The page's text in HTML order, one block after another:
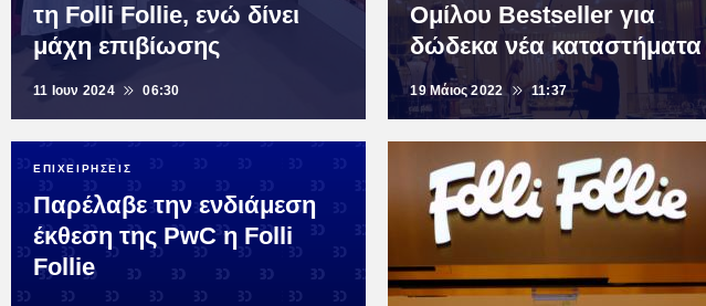
τη Folli Follie, ενώ δίνει
μάχη επιβίωσης
11 Ιουν 2024 06:30
Ομίλου Bestseller για
δώδεκα νέα καταστήματα
19 Μάιος 2022 11:37
ΕΠΙΧΕΙΡΗΣΕΙΣ
Παρέλαβε την ενδιάμεση
έκθεση της PwC η Folli
Follie